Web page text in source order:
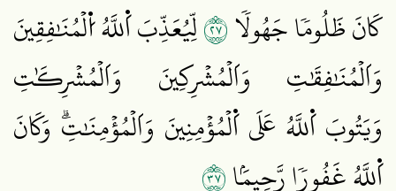
كَانَ ظَلُومٗا جَهُولٗا٧٢لِّيُعَذِّبَ اَ۬للَّهُ اُ۬لۡمُنَٰفِقِينَ
وَاَلۡمُنَٰفِقَٰتِ وَاَلۡمُشۡرِكِينَ وَاَلۡمُشۡرِكَٰتِ
وَيَتُوبَ اَ۬للَّهُ عَلَى اَ۬لۡمُؤۡمِنِينَ وَاَلۡمُؤۡمِنَٰتِۗ وَكَانَ
اَ۬للَّهُ غَفُورٗا رَّحِيمَۢا٧٣